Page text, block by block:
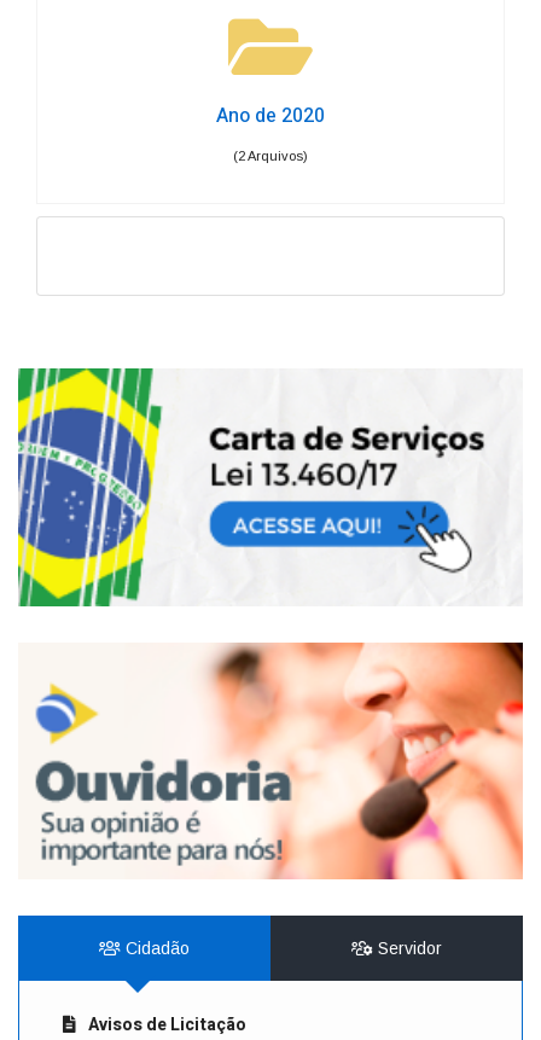
Ano de 2020
(2 Arquivos)
Cidadão Servidor
Avisos de Licitação